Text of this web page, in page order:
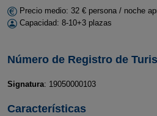
Precio medio: 32 € persona / noche
Capacidad: 8-10+3 plazas
Número de Registro de
Signatura: 19050000103
Características